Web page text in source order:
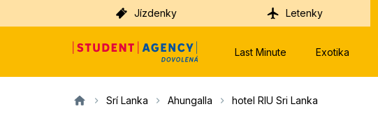
Jízdenky Letenky
Last Minute Exotika
Srí Lanka Ahungalla hotel RIU Sri Lanka